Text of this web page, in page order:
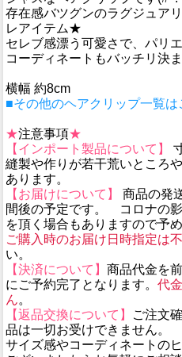
存在感バツグンのラグジュア
レアイテム★
セレブ感漂う可愛さで、パリ
コーディネートもバッチリ決
横幅 約8cm
■その他のヘアクリップ一覧は
★注意事項★
【インポート製品について】
縫製や作りが若干荒いところ
あります。
【お届けについて】
商品の発
間後の予定です。 コロナの
を頂く場合もありますので予
ご購入時のお届け日時指定は
い。
【決済について】 商品代金を
にご予約完了となります。 代
ん。
【返品交換について】
ご注文
品は一切お受けできません。
サイズ感やコーディネートの